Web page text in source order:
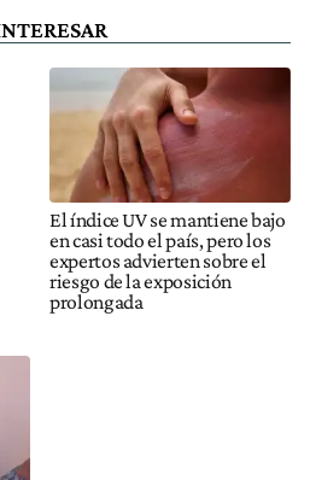
El índice UV se mantiene bajo
en casi todo el país, pero los
expertos advierten sobre el
riesgo de la exposición
prolongada